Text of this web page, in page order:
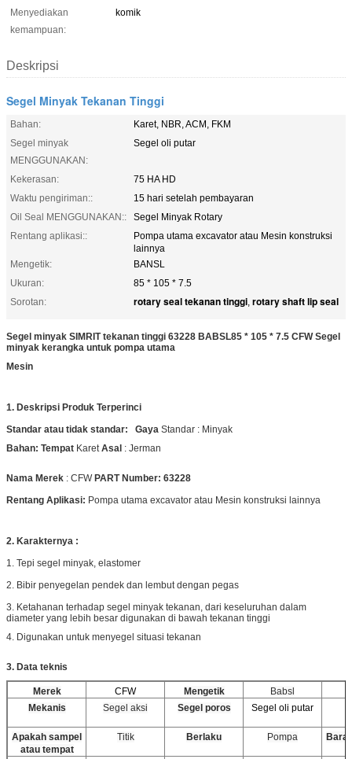
Menyediakan
kemampuan:
komik
Deskripsi
Segel Minyak Tekanan Tinggi
Bahan:
Karet, NBR, ACM, FKM
Segel minyak
MENGGUNAKAN:
Segel oli putar
Kekerasan:
75 HA HD
Waktu pengiriman::
15 hari setelah pembayaran
Oil Seal MENGGUNAKAN::
Segel Minyak Rotary
Rentang aplikasi::
Pompa utama excavator atau Mesin konstruksi
lainnya
Mengetik:
BANSL
Ukuran:
85 * 105 * 7.5
Sorotan:
rotary seal tekanan tinggi, rotary shaft lip seal
Segel minyak SIMRIT tekanan tinggi 63228 BABSL85 * 105 * 7.5 CFW Segel
minyak kerangka untuk pompa utama
Mesin
1. Deskripsi Produk Terperinci
Standar atau tidak standar: Gaya Standar : Minyak
Bahan: Tempat KaretAsal : Jerman
Nama Merek : CFWPART Number: 63228
Rentang Aplikasi: Pompa utama excavator atau Mesin konstruksi lainnya
2. Karakternya :
1. Tepi segel minyak, elastomer
2. Bibir penyegelan pendek dan lembut dengan pegas
3. Ketahanan terhadap segel minyak tekanan, dari keseluruhan dalam
diameter yang lebih besar digunakan di bawah tekanan tinggi
4. Digunakan untuk menyegel situasi tekanan
3. Data teknis
Merek CFW Mengetik Babsl
Mekanis
Segel aksi Segel poros Segel oli putar
Apakah sampel
atau tempat
Titik Berlaku Pompa